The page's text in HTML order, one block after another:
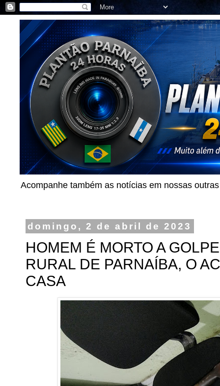
Acompanhe também as notícias em nossas
domingo, 2 de abril de 2023
HOMEM É MORTO A
RURAL DE PARNAÍBA, O
CASA